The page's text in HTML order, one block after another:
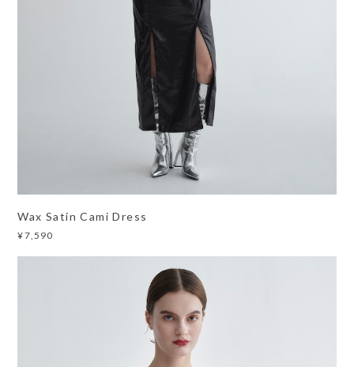
Wax Satin Cami Dress
¥7,590